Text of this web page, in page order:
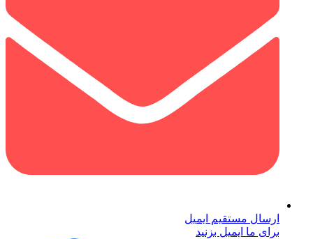
ارسال مستقیم ایمیل
برای ما ایمیل بزنید